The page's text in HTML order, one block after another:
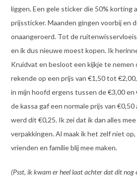
liggen. Een gele sticker die 50% korting
prijssticker. Maanden gingen voorbij en
onaangeroerd. Tot de
en ik dus nieuwe moest kopen. Ik
Kruidvat en besloot een kijkje te nemen
rekende op een prijs van €1,50 tot
in mijn hoofd ergens tussen de €3,00 en
de kassa gaf een normale prijs van
werd dit €0,25. Ik zei dat ik dan alles
verpakkingen. Al maak ik het zelf niet
vrienden en familie blij mee maken.
(Psst, ik kwam er heel laat achter dat dit nog